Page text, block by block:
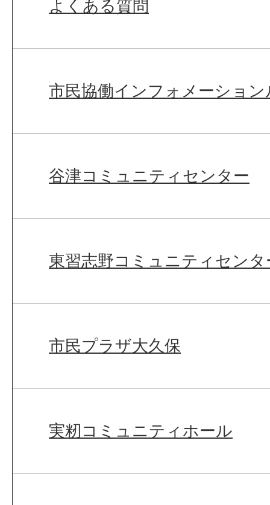
よくある質問
市民協働インフォメーション
谷津コミュニティセンター
東習志野コミュニティセンタ
市民プラザ大久保
実籾コミュニティホール